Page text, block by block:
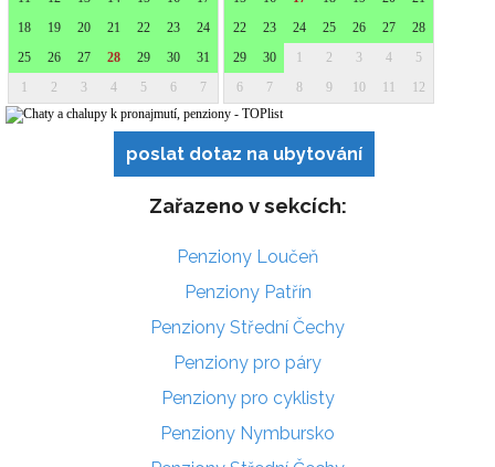
poslat dotaz na ubytování
Zařazeno v sekcích:
Penziony Loučeň
Penziony Patřín
Penziony Střední Čechy
Penziony pro páry
Penziony pro cyklisty
Penziony Nymbursko